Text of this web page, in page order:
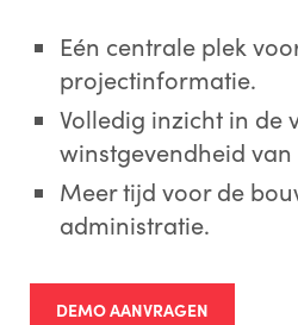
Eén centrale plek
projectinformatie.
Volledig inzicht in de
winstgevendheid
Meer tijd voor de
administratie.
DEMO AANVRAGEN